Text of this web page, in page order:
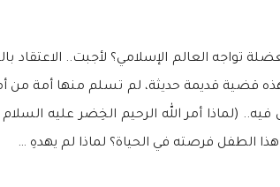
تواجه العالم الإسلامي؟ لأجبت.. الاعتقاد
قضية قديمة حديثة، لم تسلم منها أمة من
(لماذا أمر الله الرحيم الخِضر عليه
الطفل فرصته في الحياة؟ لماذا لم يهدهِ …